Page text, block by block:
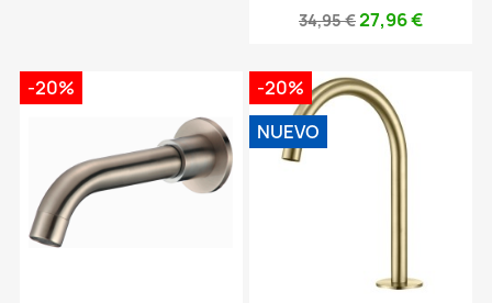
34,95 €27,96 €
-20%
-20%
NUEVO